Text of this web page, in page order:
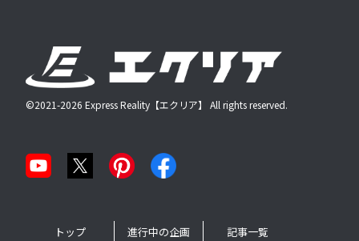
©2021-2026 Express Reality【エクリア】 All rights reserved.
トップ 進行中の企画 記事一覧